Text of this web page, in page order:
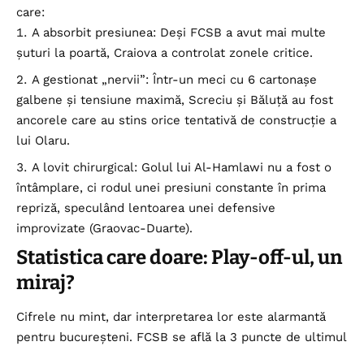
care:
A absorbit presiunea: Deși FCSB a avut mai multe
șuturi la poartă, Craiova a controlat zonele critice.
A gestionat „nervii”: Într-un meci cu 6 cartonașe
galbene și tensiune maximă, Screciu și Băluță au fost
ancorele care au stins orice tentativă de construcție a
lui Olaru.
A lovit chirurgical: Golul lui Al-Hamlawi nu a fost o
întâmplare, ci rodul unei presiuni constante în prima
repriză, speculând lentoarea unei defensive
improvizate (Graovac-Duarte).
Statistica care doare: Play-off-ul, un
miraj?
Cifrele nu mint, dar interpretarea lor este alarmantă
pentru bucureșteni. FCSB se află la 3 puncte de ultimul